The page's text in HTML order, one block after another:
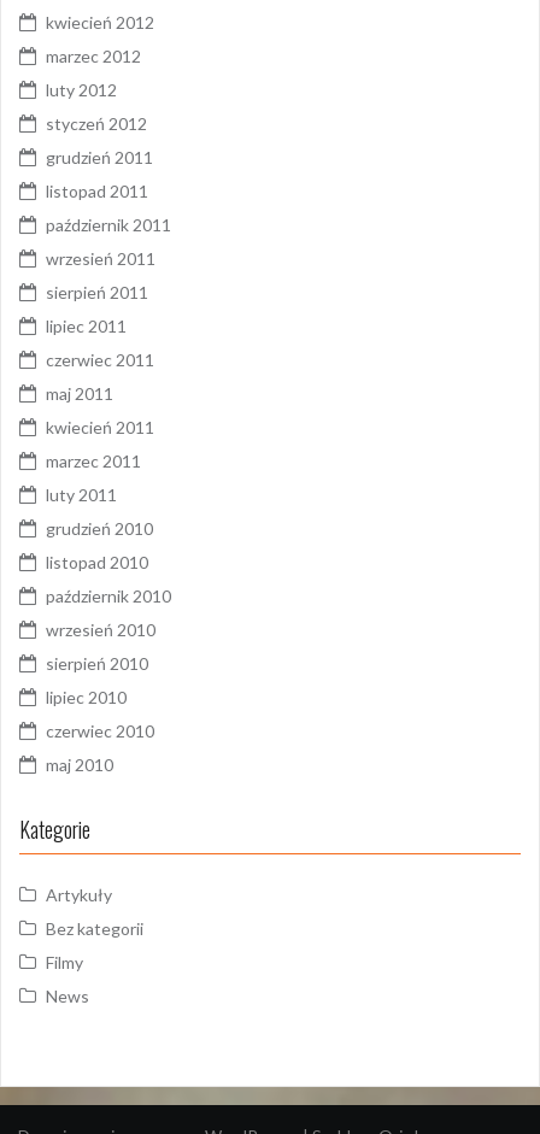
kwiecień 2012
marzec 2012
luty 2012
styczeń 2012
grudzień 2011
listopad 2011
październik 2011
wrzesień 2011
sierpień 2011
lipiec 2011
czerwiec 2011
maj 2011
kwiecień 2011
marzec 2011
luty 2011
grudzień 2010
listopad 2010
październik 2010
wrzesień 2010
sierpień 2010
lipiec 2010
czerwiec 2010
maj 2010
Kategorie
Artykuły
Bez kategorii
Filmy
News